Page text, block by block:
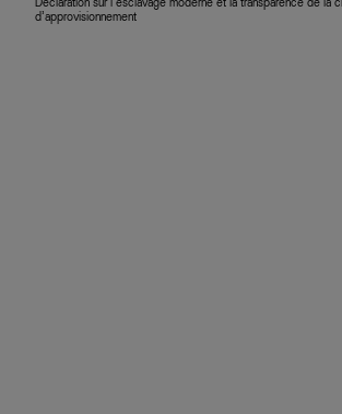
Déclaration sur l’esclavage moderne et la transparence de la
d’approvisionnement